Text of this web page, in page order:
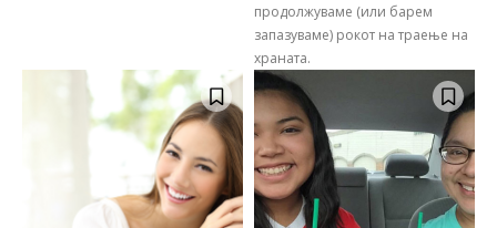
продолжуваме (или барем
запазуваме) рокот на траење на
храната.